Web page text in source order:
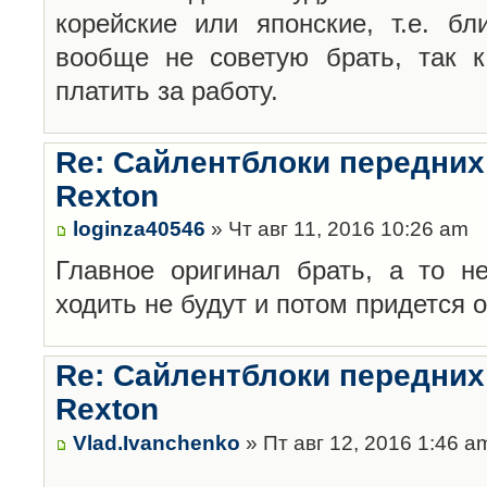
корейские или японские, т.е.
вообще не советую брать, так
платить за работу.
Re: Сайлентблоки
Rexton
loginza40546 » Чт авг 11, 2016 10:26 am
Главное оригинал брать, а то
ходить не будут и потом придется
Re: Сайлентблоки
Rexton
Vlad.Ivanchenko » Пт авг 12, 2016 1:46